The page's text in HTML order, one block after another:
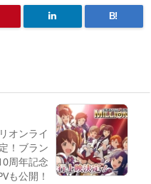
B!
オンライ
！ブラン
周年記念
も公開！